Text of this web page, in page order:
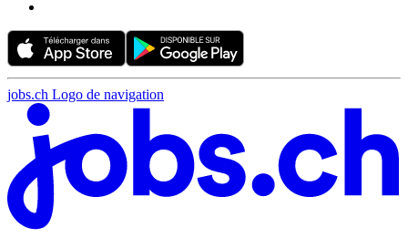
jobs.ch Logo de navigation